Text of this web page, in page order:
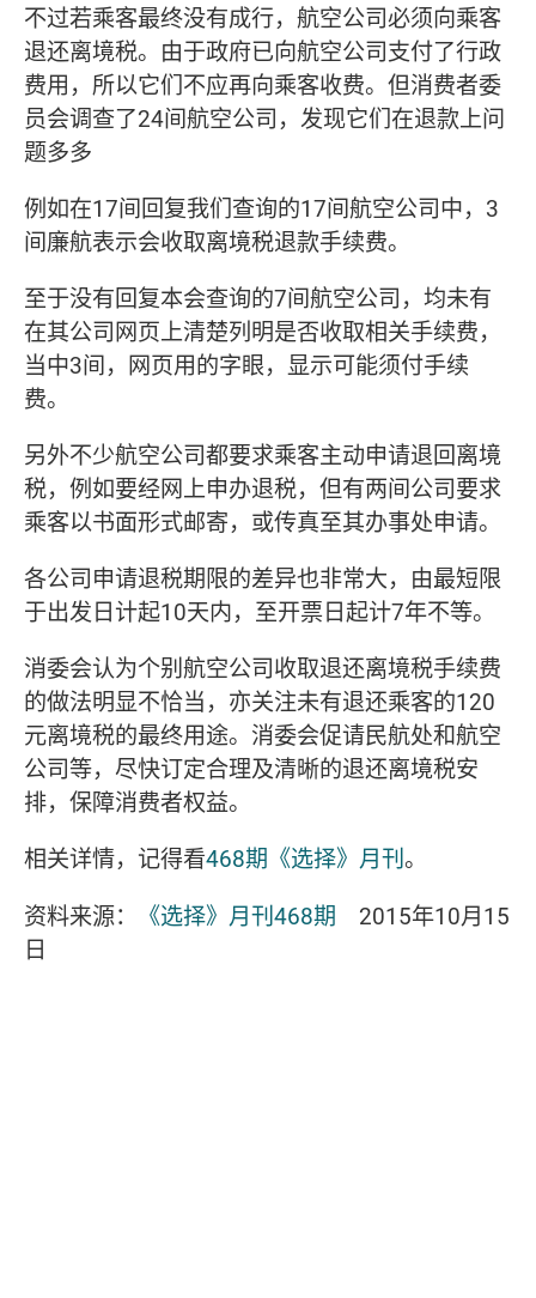
不过若乘客最终没有成行，航空公司必须向乘客
退还离境税。由于政府已向航空公司支付了行政
费用，所以它们不应再向乘客收费。但消费者委
员会调查了24间航空公司，发现它们在退款上问
题多多
例如在17间回复我们查询的17间航空公司中，3
间廉航表示会收取离境税退款手续费。
至于没有回复本会查询的7间航空公司，均未有
在其公司网页上清楚列明是否收取相关手续费，
当中3间，网页用的字眼，显示可能须付手续
费。
另外不少航空公司都要求乘客主动申请退回离境
税，例如要经网上申办退税，但有两间公司要求
乘客以书面形式邮寄，或传真至其办事处申请。
各公司申请退税期限的差异也非常大，由最短限
于出发日计起10天内，至开票日起计7年不等。
消委会认为个别航空公司收取退还离境税手续费
的做法明显不恰当，亦关注未有退还乘客的120
元离境税的最终用途。消委会促请民航处和航空
公司等，尽快订定合理及清晰的退还离境税安
排，保障消费者权益。
相关详情，记得看468期《选择》月刊。
资料来源：
《选择》月刊468期 2015年10月15
日